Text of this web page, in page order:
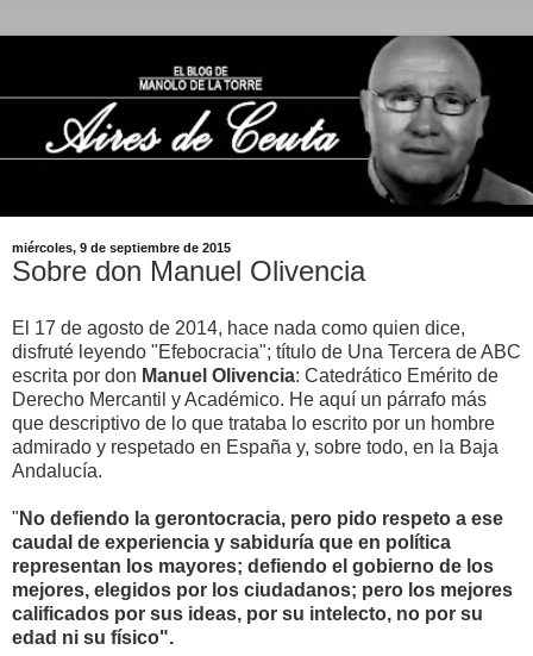
miércoles, 9 de septiembre de 2015
Sobre don Manuel Olivencia
El 17 de agosto de 2014, hace nada como quien dice,
disfruté leyendo "Efebocracia"; título de Una Tercera de ABC
escrita por don Manuel Olivencia: Catedrático Emérito de
Derecho Mercantil y Académico. He aquí un párrafo más
que descriptivo de lo que trataba lo escrito por un hombre
admirado y respetado en España y, sobre todo, en la Baja
Andalucía.
" No defiendo la gerontocracia, pero pido respeto a ese
caudal de experiencia y sabiduría que en política
representan los mayores; defiendo el gobierno de los
mejores, elegidos por los ciudadanos; pero los mejores
calificados por sus ideas, por su intelecto, no por su
edad ni su físico".